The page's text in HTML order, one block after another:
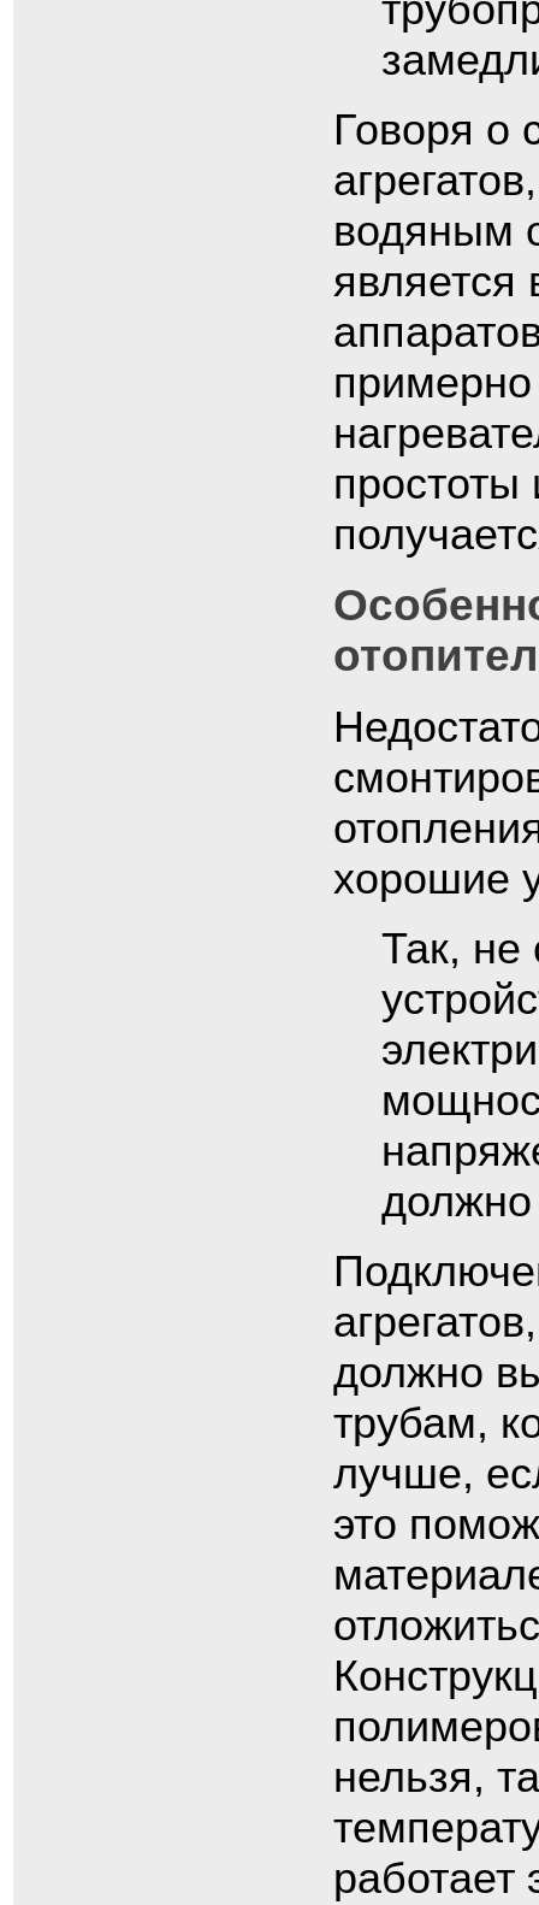
Говоря о
водяным
является
примерно
хорошие
Так, не
должно
должно
трубам,
лучше,
это
нельзя,
работает